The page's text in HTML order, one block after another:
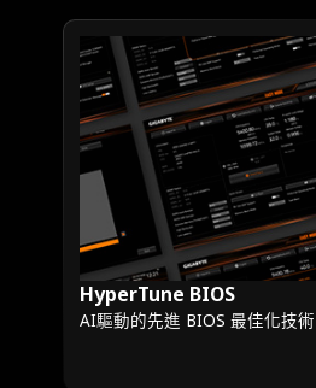
HyperTune BIOS
AI驅動的先進 BIOS 最佳化技術